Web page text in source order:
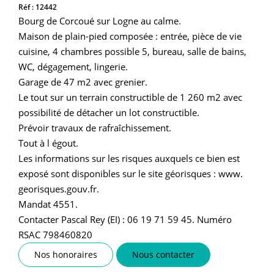
Réf : 12442
Bourg de Corcoué sur Logne au calme.
Maison de plain-pied composée : entrée, pièce de vie
cuisine, 4 chambres possible 5, bureau, salle de bains,
WC, dégagement, lingerie.
Garage de 47 m2 avec grenier.
Le tout sur un terrain constructible de 1 260 m2 avec
possibilité de détacher un lot constructible.
Prévoir travaux de rafraîchissement.
Tout à l égout.
Les informations sur les risques auxquels ce bien est
exposé sont disponibles sur le site géorisques : www.
georisques.gouv.fr.
Mandat 4551.
Contacter Pascal Rey (EI) : 06 19 71 59 45. Numéro
RSAC 798460820
Nos honoraires Nous contacter